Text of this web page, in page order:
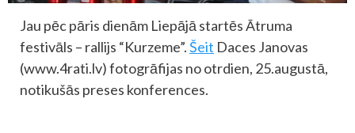
Jau pēc pāris dienām Liepājā startēs Ātruma
festivāls – rallijs “Kurzeme”.Šeit Daces Janovas
(www.4rati.lv) fotogrāfijas no otrdien, 25.augustā,
notikušās preses konferences.